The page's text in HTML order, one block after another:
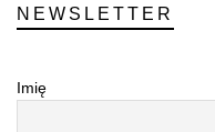
NEWSLETTER
Imię